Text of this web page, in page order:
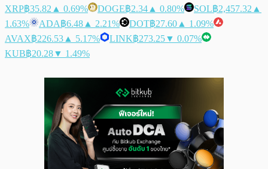
XRP฿35.82 ▲ 0.69% DOGE฿2.34 ▲ 0.80% SOL฿2,457.32 ▲
1.63%
ADA฿6.48 ▲ 2.21% DOT฿27.60 ▲ 1.09%
AVAX฿226.53 ▲ 5.17% LINK฿273.25▼ 0.07%
KUB฿20.28▼ 1.49%